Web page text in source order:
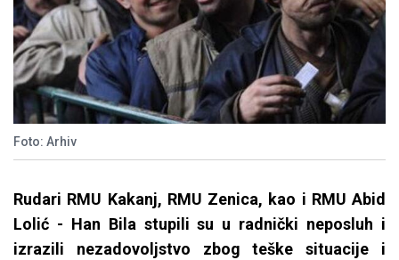
Foto: Arhiv
Rudari RMU Kakanj, RMU Zenica, kao i RMU Abid
Lolić - Han Bila stupili su u radnički neposluh i
izrazili nezadovoljstvo zbog teške situacije i